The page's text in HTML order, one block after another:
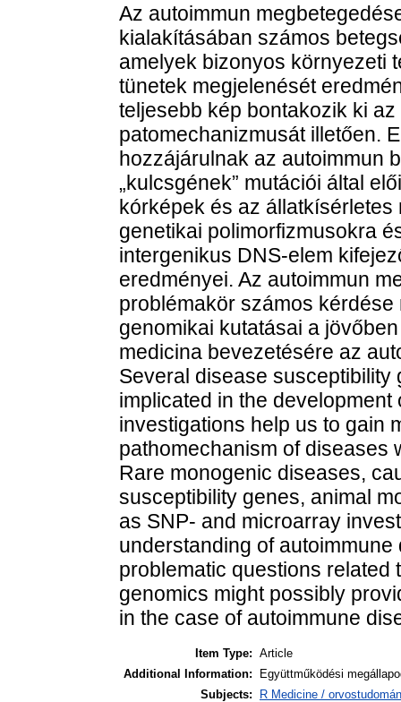
Az autoimmun
kialakításában számos
amelyek bizonyos környezeti
tünetek megjelenését
teljesebb kép bontakozik ki
patomechanizmusát illetően.
hozzájárulnak az autoimmun
„kulcsgének” mutációi által
kórképek és az
genetikai polimorfizmusokra
intergenikus DNS-elem
eredményei. Az autoimmun
problémakör számos
genomikai kutatásai a
medicina bevezetésére az
Several disease
implicated in the
investigations help us to gain
pathomechanism of diseases
Rare monogenic diseases,
susceptibility genes, animal
as SNP- and microarray
understanding of
problematic questions related
genomics might possibly
in the case of autoimmune
Item Type: Article
Additional Information:
Együttműködési
Subjects:
R Medicine /